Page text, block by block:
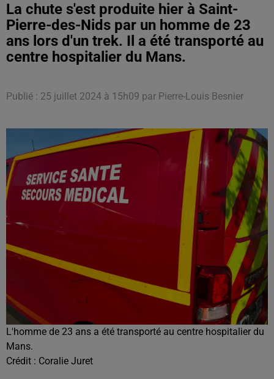
La chute s'est produite hier à Saint-
Pierre-des-Nids par un homme de 23
ans lors d'un trek. Il a été transporté au
centre hospitalier du Mans.
Publié : 25 juillet 2024 à 15h09 par Pierre-Louis Besnier
L'homme de 23 ans a été transporté au centre hospitalier du
Mans.
Crédit : Coralie Juret